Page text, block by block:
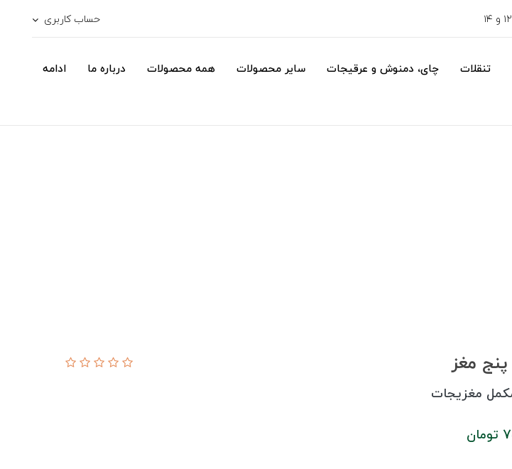
حساب کاربری
تنقلات چای، دمنوش و عرقیجات سایر محصولات همه محصولات درباره ما ادامه
مغز
مغزیجات
تومان